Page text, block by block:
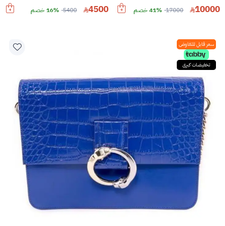
10000
17000 41% خصم 4500
5400 16% خصم
سعر قابل للتفاوض
تخفيضات كبرى